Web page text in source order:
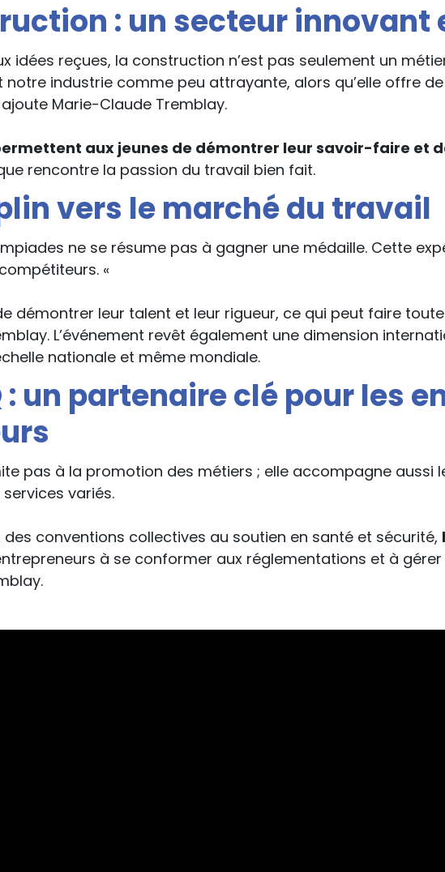
: un secteur innovant
idées reçues, la construction n’est pas seulement un
notre industrie comme peu attrayante, alors qu’elle offre
Marie-Claude Tremblay.
aux jeunes de démontrer leur savoir-faire et
rencontre la passion du travail bien fait.
vers le marché du travail
ne se résume pas à gagner une médaille. Cette
«
démontrer leur talent et leur rigueur, ce qui peut faire
L’événement revêt également une dimension
nationale et même mondiale.
: un partenaire clé pour les
pas à la promotion des métiers ; elle accompagne
variés.
conventions collectives au soutien en santé et sécurité,
à se conformer aux réglementations et à